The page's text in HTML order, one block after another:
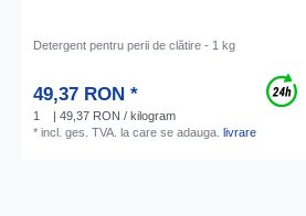
Detergent pentru perii de clătire - 1 kg
49,37 RON *
1
| 49,37 RON / kilogram
*incl. ges. TVA. la care se adauga.livrare